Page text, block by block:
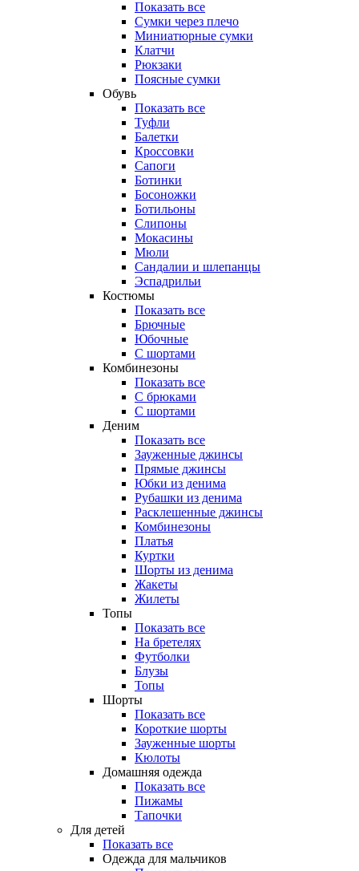
Показать все
Сумки через плечо
Миниатюрные cумки
Клатчи
Рюкзаки
Поясные сумки
Обувь
Показать все
Туфли
Балетки
Кроссовки
Сапоги
Ботинки
Босоножки
Ботильоны
Слипоны
Мокасины
Мюли
Сандалии и шлепанцы
Эспадрильи
Костюмы
Показать все
Брючные
Юбочные
С шортами
Комбинезоны
Показать все
С брюками
С шортами
Деним
Показать все
Зауженные джинсы
Прямые джинсы
Юбки из денима
Рубашки из денима
Расклешенные джинсы
Комбинезоны
Платья
Куртки
Шорты из денима
Жакеты
Жилеты
Топы
Показать все
На бретелях
Футболки
Блузы
Топы
Шорты
Показать все
Короткие шорты
Зауженные шорты
Кюлоты
Домашняя одежда
Показать все
Пижамы
Тапочки
Для детей
Показать все
Одежда для мальчиков